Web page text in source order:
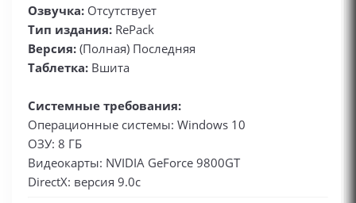
Озвучка: Отсутствует
Тип издания: RePack
Версия: (Полная) Последняя
Таблетка: Вшита
Системные требования:
Операционные системы: Windows 10
ОЗУ: 8 ГБ
Видеокарты: NVIDIA GeForce 9800GT
DirectX: версия 9.0c